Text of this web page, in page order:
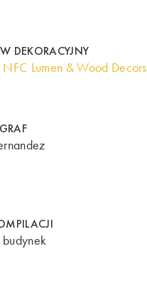
DEKORACYJNY
Lumen & Wood Decors